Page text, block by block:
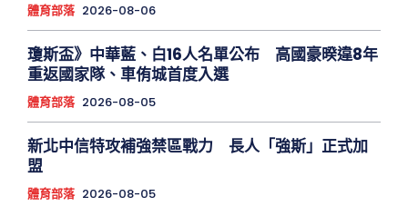
體育部落 2026-08-06
瓊斯盃》中華藍、白16人名單公布 高國豪暌違8年
重返國家隊、車侑城首度入選
體育部落 2026-08-05
新北中信特攻補強禁區戰力 長人「強斯」正式加
盟
體育部落 2026-08-05